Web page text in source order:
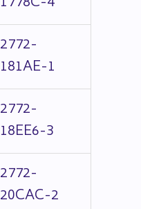
2772-
181AE-1
2772-
18EE6-3
2772-
20CAC-2